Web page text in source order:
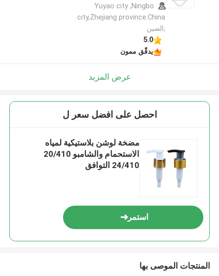
Yuyao city ,Ningbo
city,Zhejiang province.China
,الصين
5.0
يدقّق ممون
عرض المزيد
احصل على افضل سعر ل
مضخة لوشن بلاستيكية لمياه
الاستحمام والشامبو 20/410
24/410 التوافق
استمر
المنتجات الموصى بها